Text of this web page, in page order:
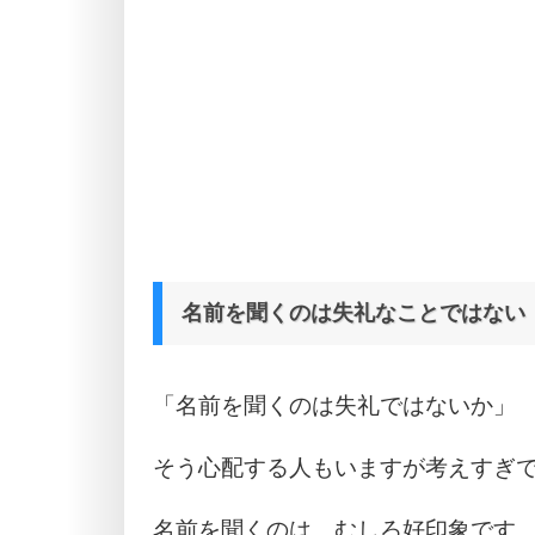
名前を聞くのは失礼なことではない
「名前を聞くのは失礼ではないか」
そう心配する人もいますが考えすぎで
名前を聞くのは、むしろ好印象です。